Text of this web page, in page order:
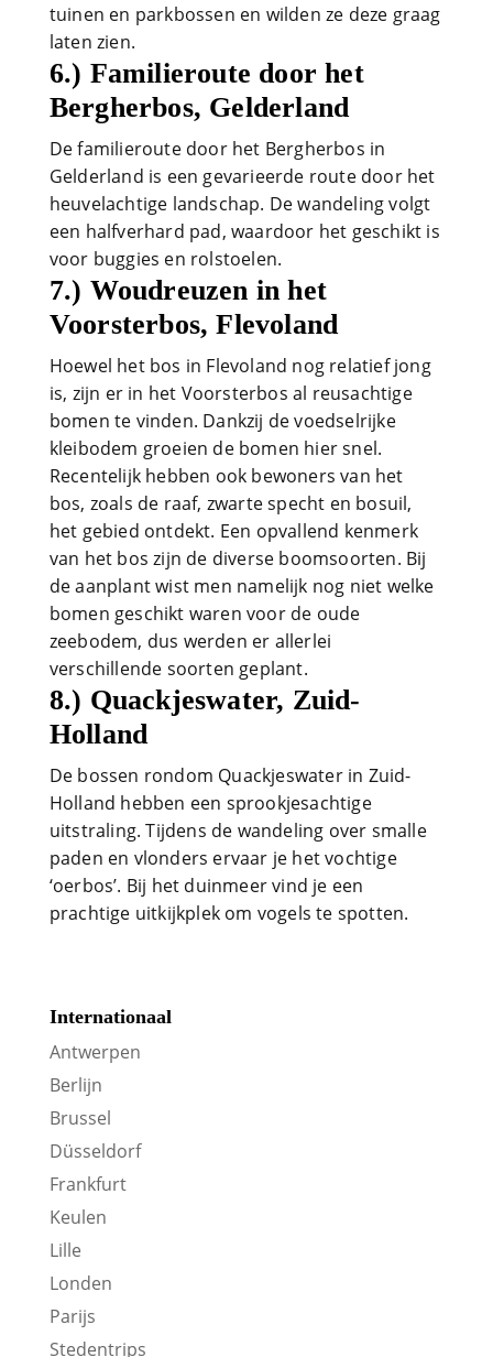
tuinen en parkbossen en wilden ze deze graag
laten zien.
6.) Familieroute door het
Bergherbos, Gelderland
De familieroute door het Bergherbos in
Gelderland is een gevarieerde route door het
heuvelachtige landschap. De wandeling volgt
een halfverhard pad, waardoor het geschikt is
voor buggies en rolstoelen.
7.) Woudreuzen in het
Voorsterbos, Flevoland
Hoewel het bos in Flevoland nog relatief jong
is, zijn er in het Voorsterbos al reusachtige
bomen te vinden. Dankzij de voedselrijke
kleibodem groeien de bomen hier snel.
Recentelijk hebben ook bewoners van het
bos, zoals de raaf, zwarte specht en bosuil,
het gebied ontdekt. Een opvallend kenmerk
van het bos zijn de diverse boomsoorten. Bij
de aanplant wist men namelijk nog niet welke
bomen geschikt waren voor de oude
zeebodem, dus werden er allerlei
verschillende soorten geplant.
8.) Quackjeswater, Zuid-
Holland
De bossen rondom Quackjeswater in Zuid-
Holland hebben een sprookjesachtige
uitstraling. Tijdens de wandeling over smalle
paden en vlonders ervaar je het vochtige
‘oerbos’. Bij het duinmeer vind je een
prachtige uitkijkplek om vogels te spotten.
Internationaal
Antwerpen
Berlijn
Brussel
Düsseldorf
Frankfurt
Keulen
Lille
Londen
Parijs
Stedentrips